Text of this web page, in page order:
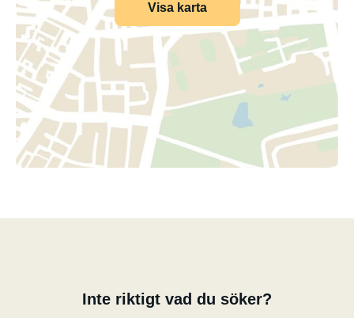
Visa karta
Inte riktigt vad du söker?